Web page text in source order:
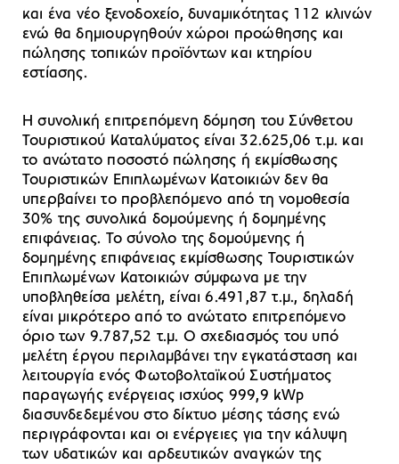
και ένα νέο ξενοδοχείο, δυναμικότητας 112 κλινών
ενώ θα δημιουργηθούν χώροι προώθησης και
πώλησης τοπικών προϊόντων και κτηρίου
εστίασης.
Η συνολική επιτρεπόμενη δόμηση του Σύνθετου
Τουριστικού Καταλύματος είναι 32.625,06 τ.μ. και
το ανώτατο ποσοστό πώλησης ή εκμίσθωσης
Τουριστικών Επιπλωμένων Κατοικιών δεν θα
υπερβαίνει το προβλεπόμενο από τη νομοθεσία
30% της συνολικά δομούμενης ή δομημένης
επιφάνειας. Το σύνολο της δομούμενης ή
δομημένης επιφάνειας εκμίσθωσης Τουριστικών
Επιπλωμένων Κατοικιών σύμφωνα με την
υποβληθείσα μελέτη, είναι 6.491,87 τ.μ., δηλαδή
είναι μικρότερο από το ανώτατο επιτρεπόμενο
όριο των 9.787,52 τ.μ. Ο σχεδιασμός του υπό
μελέτη έργου περιλαμβάνει την εγκατάσταση και
λειτουργία ενός Φωτοβολταϊκού Συστήματος
παραγωγής ενέργειας ισχύος 999,9 kWp
διασυνδεδεμένου στο δίκτυο μέσης τάσης ενώ
περιγράφονται και οι ενέργειες για την κάλυψη
των υδατικών και αρδευτικών αναγκών της